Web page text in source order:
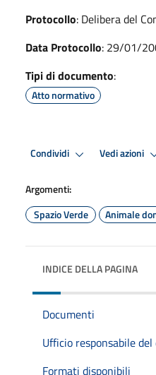
Protocollo: Delibera del
Data Protocollo: 29/01/
Tipi di documento:
Atto normativo
Condividi Vedi azioni
Argomenti:
Spazio Verde
Animale
INDICE DELLA PAGINA
Documenti
Ufficio responsabile
Formati disponibili